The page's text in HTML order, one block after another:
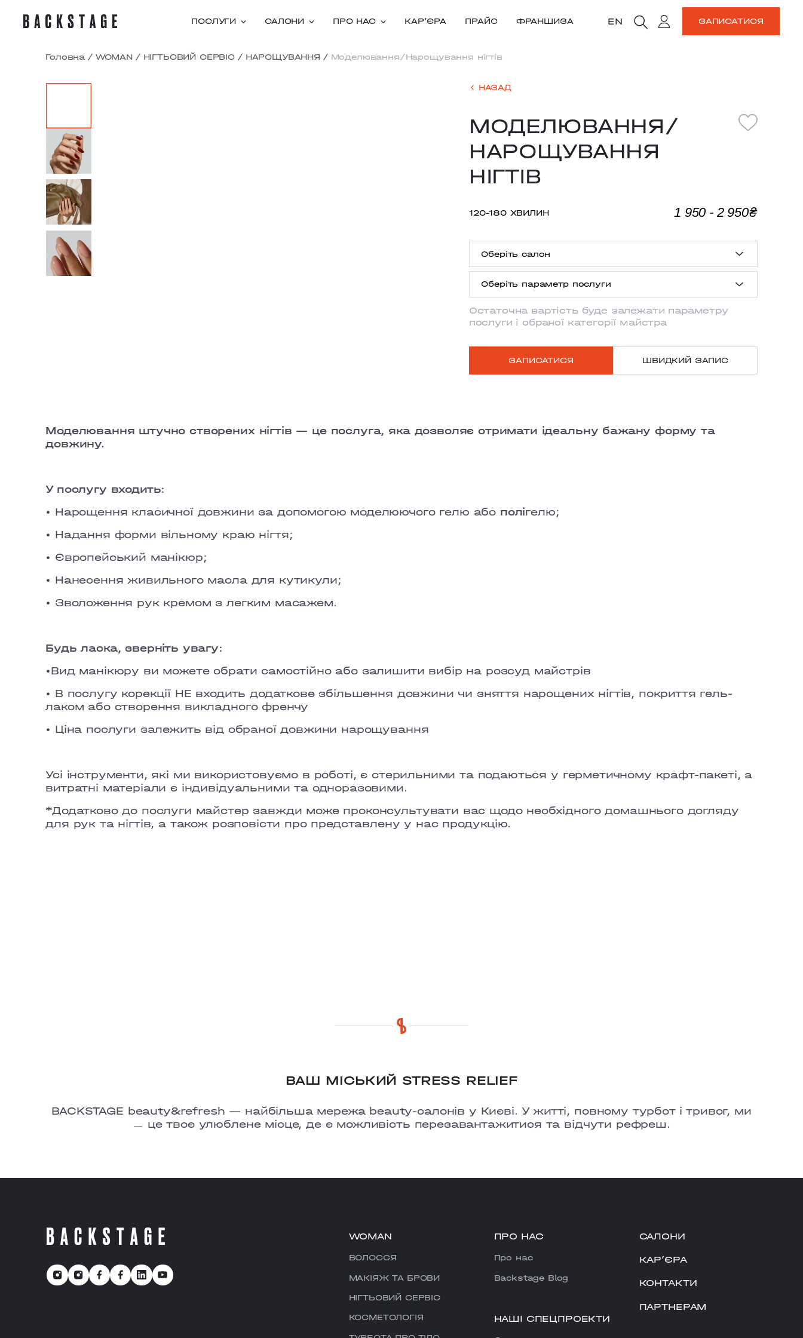
ПОСЛУГИ САЛОНИ ПРО НАС КАРʼЄРА ПРАЙС ФРАНШИЗА EN ЗАПИСАТИСЯ
Головна / WOMAN / НІГТЬОВИЙ СЕРВІС / НАРОЩУВАННЯ / Моделювання/Нарощування нігтів
НАЗАД
МОДЕЛЮВАННЯ/
НАРОЩУВАННЯ
НІГТІВ
120-180 ХВИЛИН 1 950 - 2 950₴
Оберіть салон
ANTONOVYCHA
MYSHUHY
Оберіть параметр послуги
Класична довжина
Екстра довжина
Викладний френч
Остаточна вартість буде залежати параметру
послуги і обраної категорії майстра
ЗАПИСАТИСЯ ШВИДКИЙ ЗАПИС
Моделювання штучно створених нігтів — це послуга, яка дозволяє отримати ідеальну бажану форму та
довжину.
У послугу входить:
• Нарощення класичної довжини за допомогою моделюючого гелю або полігелю;
• Надання форми вільному краю нігтя;
• Європейський манікюр;
• Нанесення живильного масла для кутикули;
• Зволоження рук кремом з легким масажем.
Будь ласка, зверніть увагу:
•Вид манікюру ви можете обрати самостійно або залишити вибір на розсуд майстрів
• В послугу корекції НЕ входить додаткове збільшення довжини чи зняття нарощених нігтів, покриття гель-
лаком або створення викладного френчу
• Ціна послуги залежить від обраної довжини нарощування
Усі інструменти, які ми використовуємо в роботі, є стерильними та подаються у герметичному крафт-пакеті, а
витратні матеріали є індивідуальними та одноразовими.
*Додатково до послуги майстер завжди може проконсультувати вас щодо необхідного домашнього догляду
для рук та нігтів, а також розповісти про представлену у нас продукцію.
ВАШ МІСЬКИЙ STRESS RELIEF
BACKSTAGE beauty&refresh — найбільша мережа beauty-салонів у Києві. У житті, повному турбот і тривог, ми
ㅡ це твоє улюблене місце, де є можливість перезавантажитися та відчути рефреш.
WOMAN
ВОЛОССЯ
МАКІЯЖ ТА БРОВИ
НІГТЬОВИЙ СЕРВІС
КОСМЕТОЛОГІЯ
ПРО НАС
Про нас
Backstage Blog
НАШІ СПЕЦПРОЕКТИ
САЛОНИ
КАРʼЄРА
КОНТАКТИ
ПАРТНЕРАМ